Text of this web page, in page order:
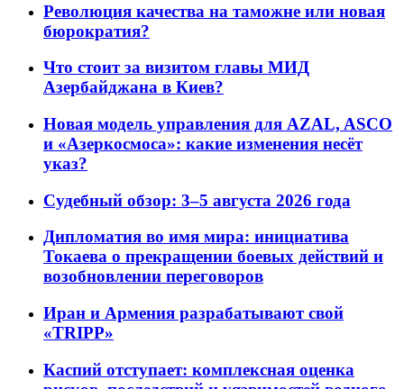
Революция качества на таможне или новая
бюрократия?
Что стоит за визитом главы МИД
Азербайджана в Киев?
Новая модель управления для AZAL, ASCO
и «Азеркосмоса»: какие изменения несёт
указ?
Судебный обзор: 3–5 августа 2026 года
Дипломатия во имя мира: инициатива
Токаева о прекращении боевых действий и
возобновлении переговоров
Иран и Армения разрабатывают свой
«TRIPP»
Каспий отступает: комплексная оценка